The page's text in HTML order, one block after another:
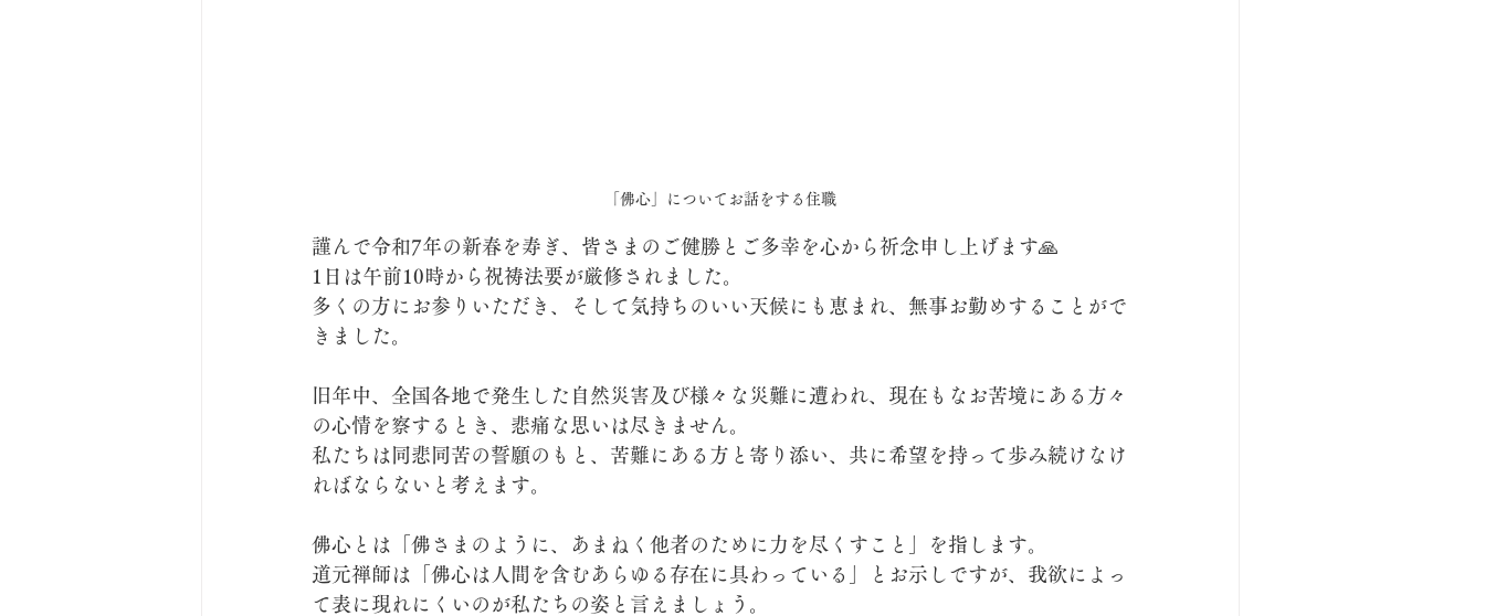
「佛心」についてお話をする住職
謹んで令和7年の新春を寿ぎ、皆さまのご健勝とご多幸を心から祈念申し上げます🙏
1日は午前10時から祝祷法要が厳修されました。
多くの方にお参りいただき、そして気持ちのいい天候にも恵まれ、無事お勤めすることがで
きました。
旧年中、全国各地で発生した自然災害及び様々な災難に遭われ、現在もなお苦境にある方々
の心情を察するとき、悲痛な思いは尽きません。
私たちは同悲同苦の誓願のもと、苦難にある方と寄り添い、共に希望を持って歩み続けなけ
ればならないと考えます。
佛心とは「佛さまのように、あまねく他者のために力を尽くすこと」を指します。
道元禅師は「佛心は人間を含むあらゆる存在に具わっている」とお示しですが、我欲によっ
て表に現れにくいのが私たちの姿と言えましょう。